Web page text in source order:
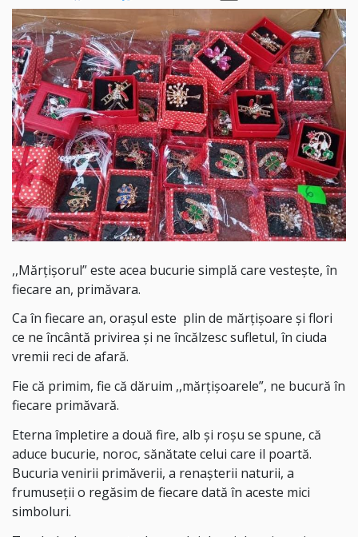
,,Mărțișorul” este acea bucurie simplă care vestește, în
fiecare an, primăvara.
Ca în fiecare an, orașul este plin de mărțișoare și flori
ce ne încântă privirea și ne încălzesc sufletul, în ciuda
vremii reci de afară.
Fie că primim, fie că dăruim ,,mărțișoarele”, ne bucură în
fiecare primăvară.
Eterna împletire a două fire, alb și roșu se spune, că
aduce bucurie, noroc, sănătate celui care il poartă.
Bucuria venirii primăverii, a renașterii naturii, a
frumuseții o regăsim de fiecare dată în aceste mici
simboluri.